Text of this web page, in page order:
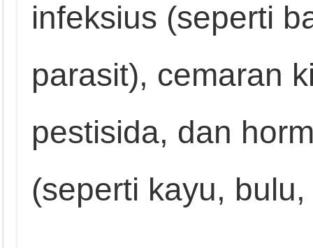
infeksius (seperti
parasit), cemaran
pestisida, dan
(seperti kayu,